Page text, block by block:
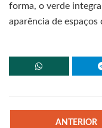
forma, o verde
aparência de espaços
ANTERIOR